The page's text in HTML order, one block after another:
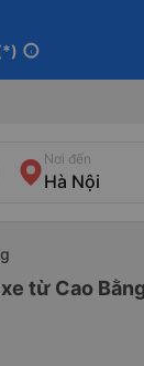
info
Nơi đến
từ Cao